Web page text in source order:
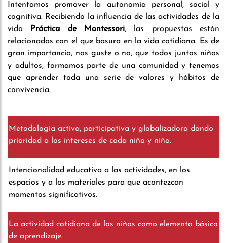
Intentamos promover la autonomía personal, social y
cognitiva. Recibiendo la influencia de las actividades de la
vida Práctica de Montessori, las propuestas están
relacionadas con el que basura en la vida cotidiana. Es de
gran importancia, nos guste o no, que todos juntos niños
y adultos, formamos parte de una comunidad y tenemos
que aprender toda una serie de valores y hábitos de
convivencia.
Metodología activa, participativa y globalizadora dando
prioridad a los intereses de cada niño y niña.
Intencionalidad educativa a las actividades, en los
espacios y a los materiales para que acontezcan
momentos significativos.
La actividad cotidiana de los niños como elemento básico
de aprendizaje.